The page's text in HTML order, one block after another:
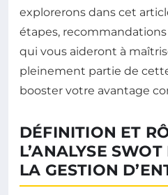
explorerons dans cet
étapes,
qui vous aideront à
pleinement partie de
booster votre avantage
DÉFINITION ET
L’ANALYSE
LA GESTION